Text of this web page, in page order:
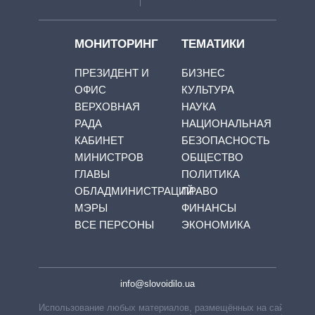
МОНИТОРИНГ
ПРЕЗИДЕНТ И
ОФИС
ВЕРХОВНАЯ
РАДА
КАБИНЕТ
МИНИСТРОВ
ГЛАВЫ
ОБЛАДМИНИСТРАЦИЙ
МЭРЫ
ВСЕ ПЕРСОНЫ
ТЕМАТИКИ
БИЗНЕС
КУЛЬТУРА
НАУКА
НАЦИОНАЛЬНАЯ
БЕЗОПАСНОСТЬ
ОБЩЕСТВО
ПОЛИТИКА
ПРАВО
ФИНАНСЫ
ЭКОНОМИКА
info@slovoidilo.ua
Использование любых материалов, размещённых на сайте,